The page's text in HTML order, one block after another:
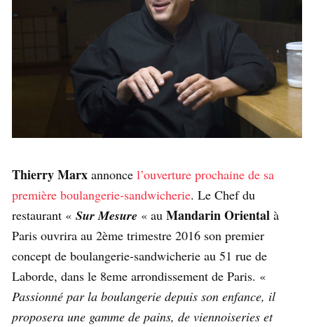
Thierry Marx annonce l’ouverture prochaine de sa
première boulangerie-sandwicherie. Le Chef du
restaurant « Sur Mesure « au Mandarin Oriental à
Paris ouvrira au 2ème trimestre 2016 son premier
concept de boulangerie-sandwicherie au 51 rue de
Laborde, dans le 8eme arrondissement de Paris. «
Passionné par la boulangerie depuis son enfance, il
proposera une gamme de pains, de viennoiseries et